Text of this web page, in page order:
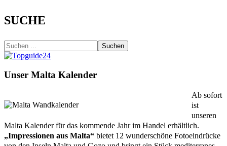
SUCHE
Suchen
Unser Malta Kalender
Ab sofort
ist
unseren
Malta Kalender für das kommende Jahr im Handel erhältlich.
„Impressionen aus Malta“ bietet 12 wunderschöne Fotoeindrücke